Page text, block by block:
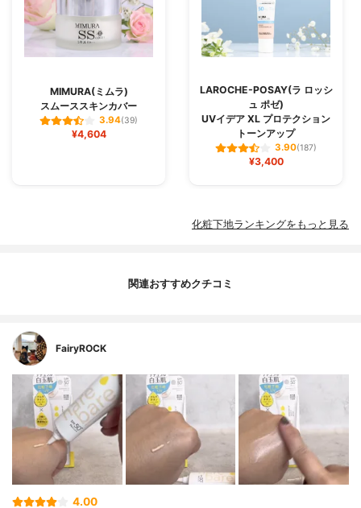
MIMURA(ミムラ)
スムーススキンカバー
3.94(39)
¥4,604
LAROCHE-POSAY(ラ ロッシ
ュ ポゼ)
UVイデア XL プロテクション
トーンアップ
3.90(187)
¥3,400
化粧下地ランキングをもっと見る
関連おすすめクチコミ
FairyROCK
4.00